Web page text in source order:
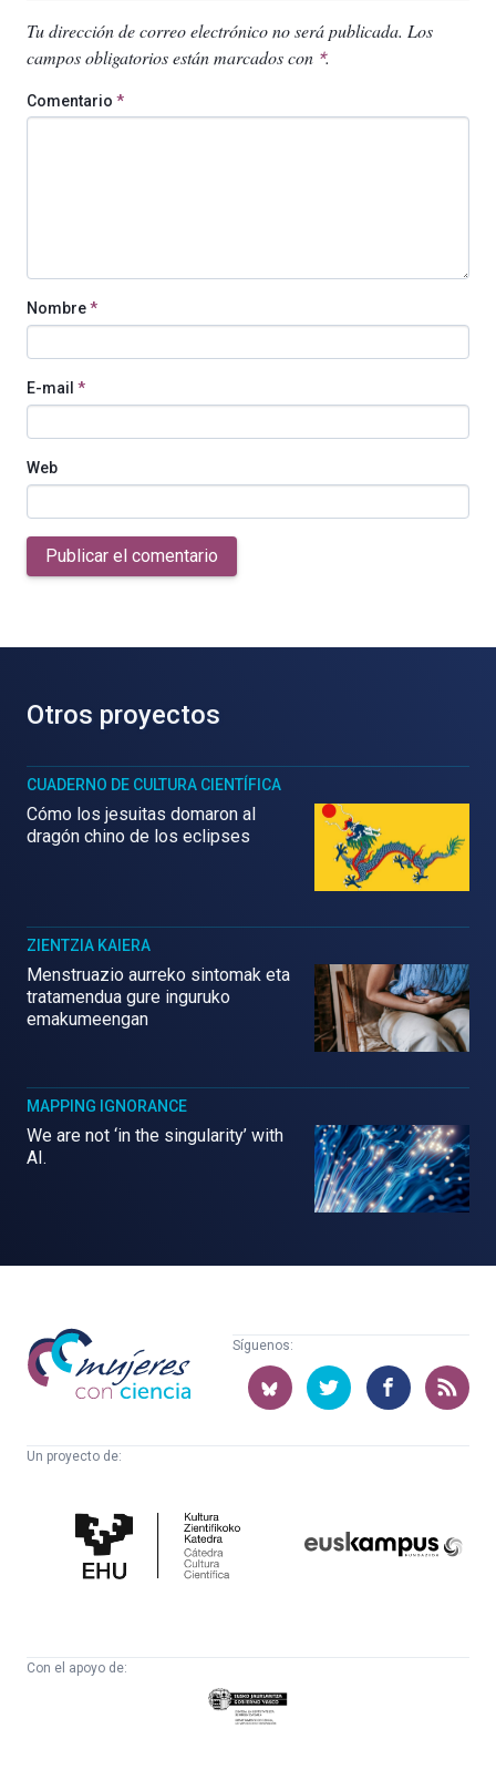
Tu dirección de correo electrónico no será publicada. Los
campos obligatorios están marcados con *.
Comentario *
Nombre*
E-mail *
Web
Publicar el comentario
Otros proyectos
CUADERNO DE CULTURA CIENTÍFICA
Cómo los jesuitas domaron al
dragón chino de los eclipses
ZIENTZIA KAIERA
Menstruazio aurreko sintomak eta
tratamendua gure inguruko
emakumeengan
MAPPING IGNORANCE
We are not ‘in the singularity’ with
AI.
Mujeres
con
ciencia
Síguenos:
Un proyecto de:
Cultura
Científica
Con el apoyo de:
Eusko
Jaurlaritza